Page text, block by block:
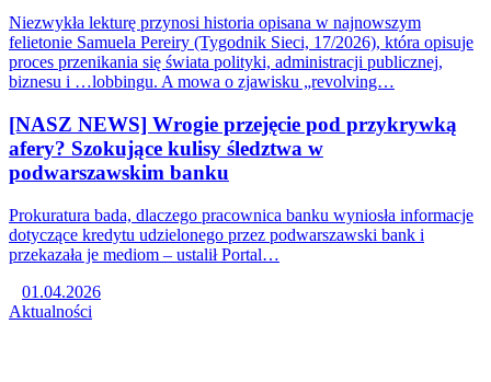
Niezwykła lekturę przynosi historia opisana w najnowszym
felietonie Samuela Pereiry (Tygodnik Sieci, 17/2026), która opisuje
proces przenikania się świata polityki, administracji publicznej,
biznesu i …lobbingu. A mowa o zjawisku „revolving…
[NASZ NEWS] Wrogie przejęcie pod przykrywką
afery? Szokujące kulisy śledztwa w
podwarszawskim banku
Prokuratura bada, dlaczego pracownica banku wyniosła informacje
dotyczące kredytu udzielonego przez podwarszawski bank i
przekazała je mediom – ustalił Portal…
01.04.2026
Aktualności